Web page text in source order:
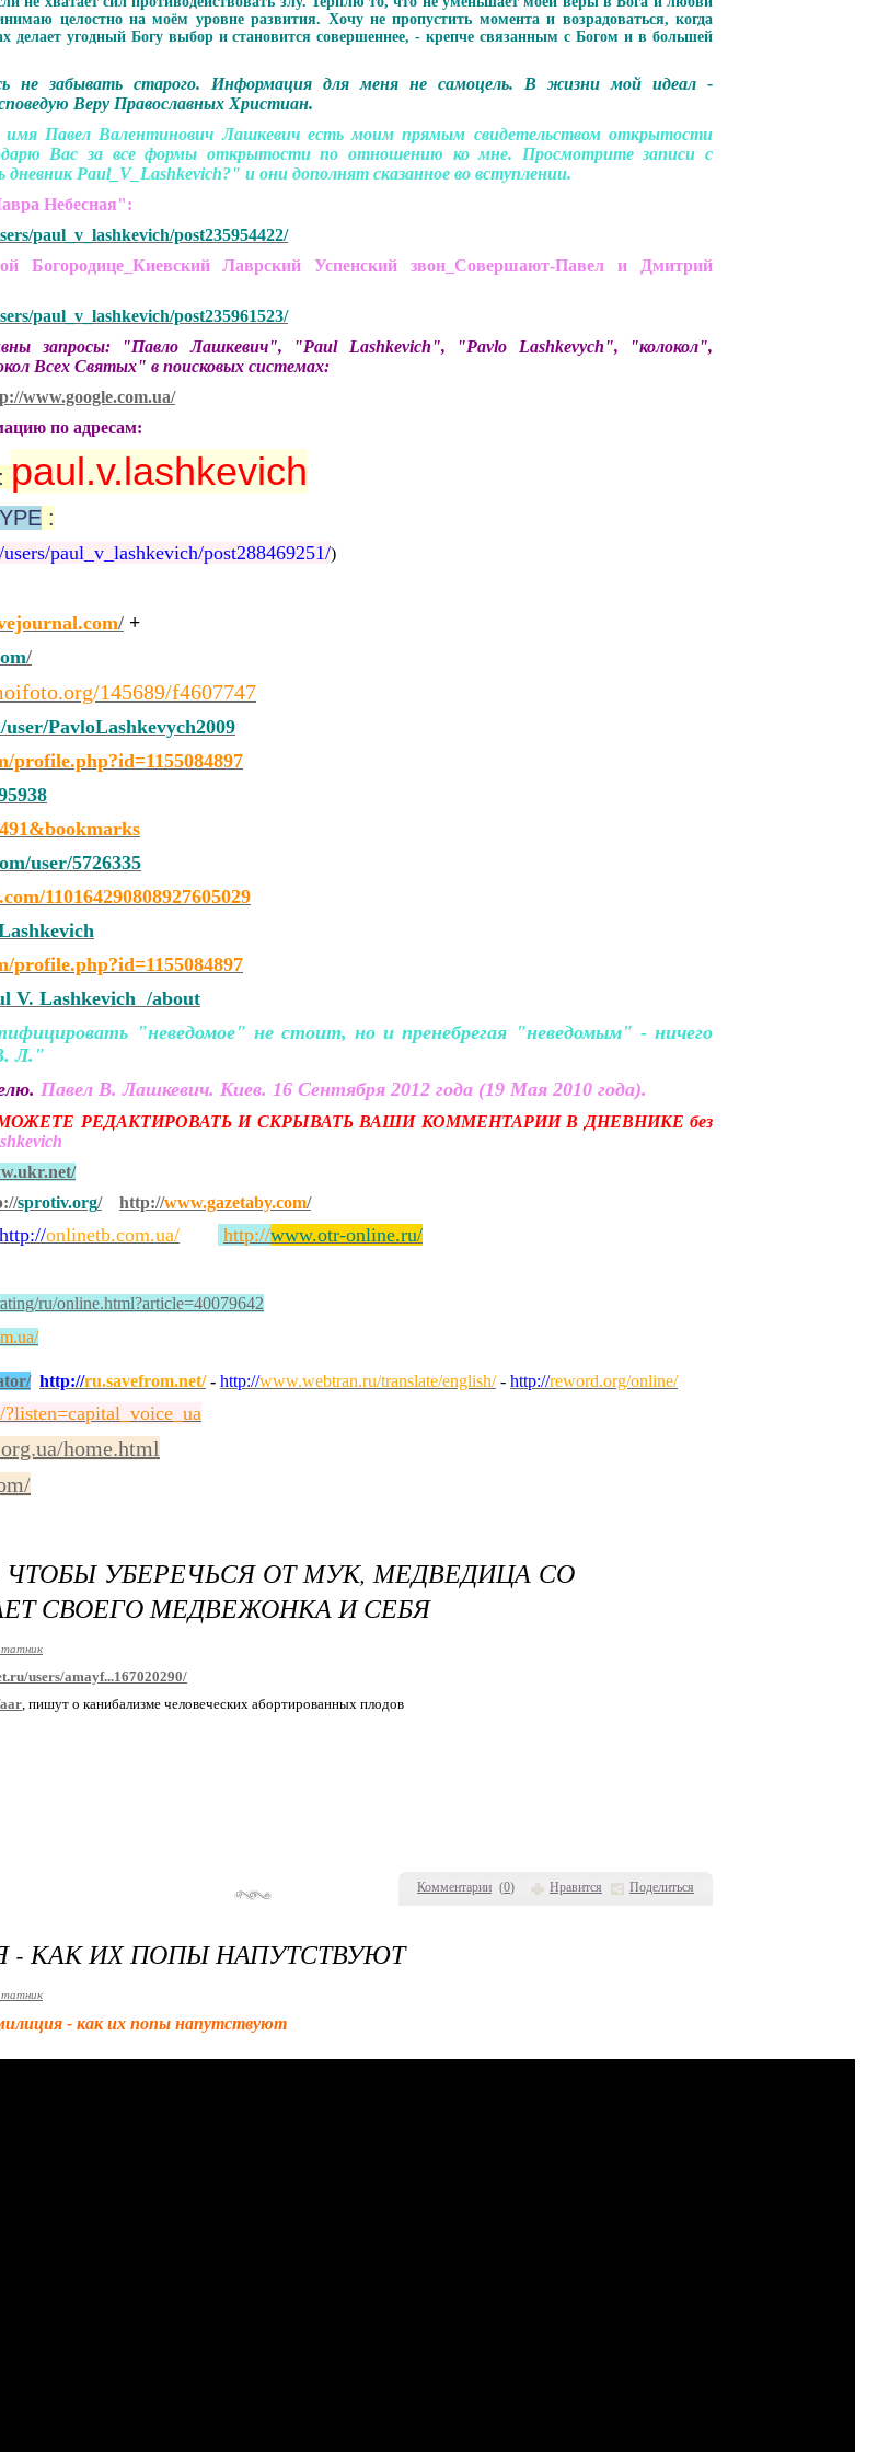
целостно на моём уровне развития. Хочу не пропустить момента и возрадоваться, когда
делает угодный Богу выбор и становится совершеннее, - крепче связанным с Богом и в большей
не забывать старого. Информация для меня не самоцель. В жизни мой идеал -
Веру Православных Христиан.
имя Павел Валентинович Лашкевич есть моим прямым свидетельством открытости
Вас за все формы открытости по отношению ко мне. Просмотрите записи с
Paul_V_Lashkevich?" и они дополнят сказанное во вступлении.
Небесная":
paul_v_lashkevich/post235954422/
Лаврский Успенский звон_Совершают-Павел и Дмитрий
paul_v_lashkevich/post235961523/
запросы: "Павло Лашкевич", "Paul Lashkevich", "Pavlo Lashkevych", "колокол",
Всех Святых" в поисковых системах:
www.google.com.ua/
по адресам:
: paul.v.lashkevich
:
paul_v_lashkevich/post288469251/)
/ +
/
145689/f4607747
PavloLashkevych2009
profile.php?id=1155084897
user/5726335
110164290808927605029
profile.php?id=1155084897
V. Lashkevich /about
"неведомое" не стоит, но и пренебрегая "неведомым" - ничего
Л."
Павел В. Лашкевич. Киев. 16 Сентября 2012 года (19 Мая 2010 года).
РЕДАКТИРОВАТЬ И СКРЫВАТЬ ВАШИ КОММЕНТАРИИ В ДНЕВНИКЕ без
sprotiv.org/ http://www.gazetaby.com/
http://onlinetb.com.ua/ http://www.otr-online.ru/
ru/online.html?article=40079642
http://ru.savefrom.net/- http://www.webtran.ru/translate/english/- http://reword.org/online/
home.html
Комментарии (0) Нравится Поделиться
ЧТОБЫ УБЕРЕЧЬСЯ ОТ МУК, МЕДВЕДИЦА СО
СВОЕГО МЕДВЕЖОНКА И СЕБЯ
users/amayf...167020290/
, пишут о канибализме человеческих абортированных плодов
- КАК ИХ ПОПЫ НАПУТСТВУЮТ
- как их попы напутствуют